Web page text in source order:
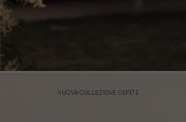
NUOVA COLLEZIONE OSPITE